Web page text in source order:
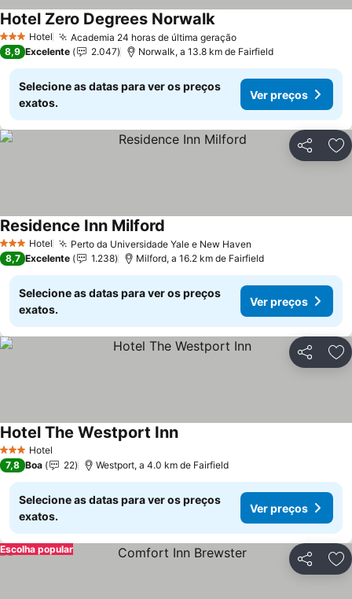
3 EstrelasHotel Academia 24 horas de última geração
Hotel Zero Degrees Norwalk
8,9 Excelente 2.047 Norwalk, a 13.8 km de Fairfield
Selecione as datas para ver os preços
exatos.
Ver preços
Partilhar
3 EstrelasHotel Perto da Universidade Yale e New Haven
Residence Inn Milford
8,7 Excelente 1.238 Milford, a 16.2 km de Fairfield
Selecione as datas para ver os preços
exatos.
Ver preços
Partilhar
3 EstrelasHotel
Hotel The Westport Inn
7,8 Boa 22 Westport, a 4.0 km de Fairfield
Selecione as datas para ver os preços
exatos.
Ver preços
Partilhar
Escolha popular